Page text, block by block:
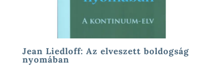
Jean Liedloff: Az elveszett boldogság
nyomában